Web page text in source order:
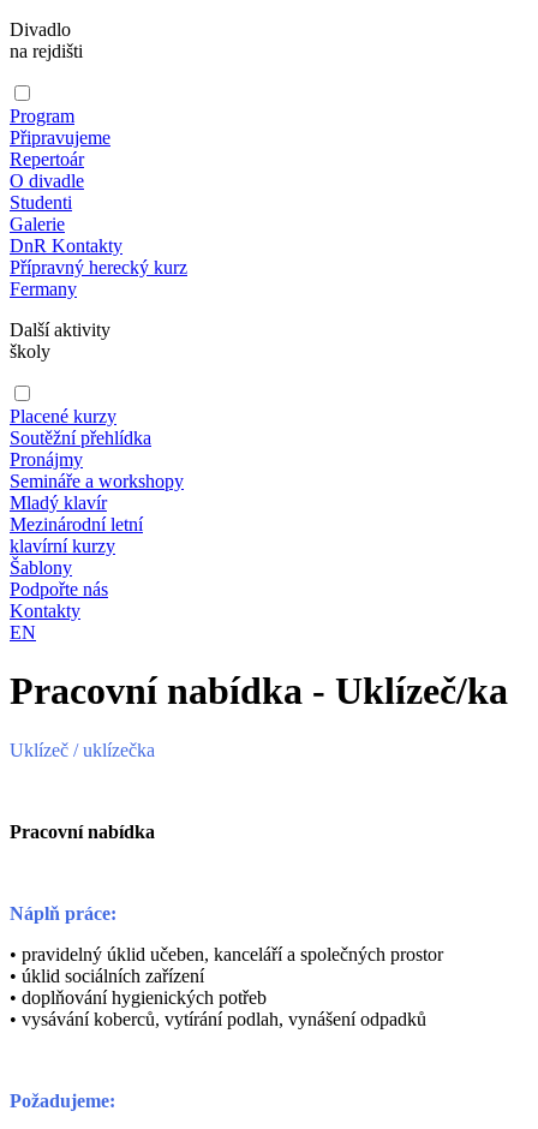
Divadlo
na rejdišti
Program
Připravujeme
Repertoár
O divadle
Studenti
Galerie
DnR Kontakty
Přípravný herecký kurz
Fermany
Další aktivity
školy
Placené kurzy
Soutěžní přehlídka
Pronájmy
Semináře a workshopy
Mladý klavír
Mezinárodní letní
klavírní kurzy
Šablony
Podpořte nás
Kontakty
EN
Pracovní nabídka - Uklízeč/ka
Uklízeč / uklízečka
Pracovní nabídka
Náplň práce:
• pravidelný úklid učeben, kanceláří a společných prostor
• úklid sociálních zařízení
• doplňování hygienických potřeb
• vysávání koberců, vytírání podlah, vynášení odpadků
Požadujeme: